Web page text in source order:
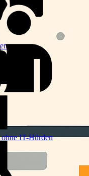
IT-Hürden